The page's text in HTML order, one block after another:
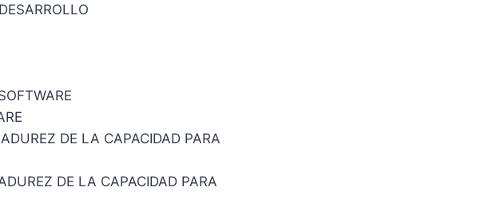
DE LA CAPACIDAD PARA
DE LA CAPACIDAD PARA